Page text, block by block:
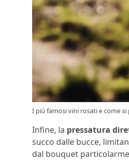
I più famosi vini rosati e come
Infine, la pressatura
succo dalle bucce,
dal bouquet